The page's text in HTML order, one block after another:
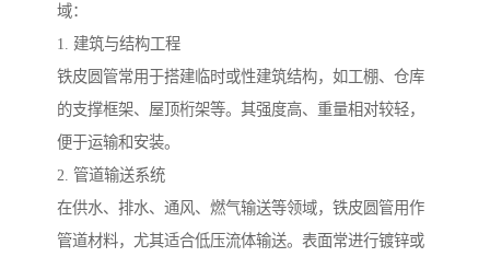
域：
1. 建筑与结构工程
铁皮圆管常用于搭建临时或性建筑结构，如工棚、仓库
的支撑框架、屋顶桁架等。其强度高、重量相对较轻，
便于运输和安装。
2. 管道输送系统
在供水、排水、通风、燃气输送等领域，铁皮圆管用作
管道材料，尤其适合低压流体输送。表面常进行镀锌或